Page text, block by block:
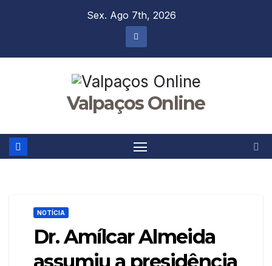
Sex. Ago 7th, 2026
Valpaços Online
NOTÍCIA
Dr. Amílcar Almeida